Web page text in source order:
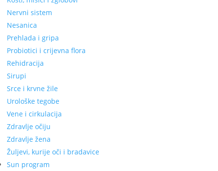
Nervni sistem
Nesanica
Prehlada i gripa
Probiotici i crijevna flora
Rehidracija
Sirupi
Srce i krvne žile
Urološke tegobe
Vene i cirkulacija
Zdravlje očiju
Zdravlje žena
Žuljevi, kurije oči i bradavice
Sun program